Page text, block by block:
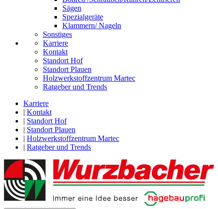
Sägen
Spezialgeräte
Klammern/ Nageln
Sonstiges
Karriere
Kontakt
Standort Hof
Standort Plauen
Holzwerkstoffzentrum Martec
Ratgeber und Trends
Karriere
| Kontakt
| Standort Hof
| Standort Plauen
| Holzwerkstoffzentrum Martec
| Ratgeber und Trends